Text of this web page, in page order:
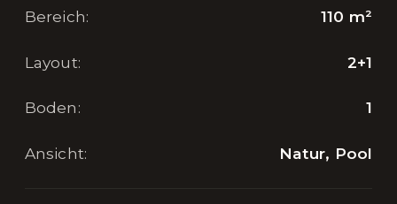
Bereich: 110 m²
Layout: 2+1
Boden: 1
Ansicht: Natur, Pool